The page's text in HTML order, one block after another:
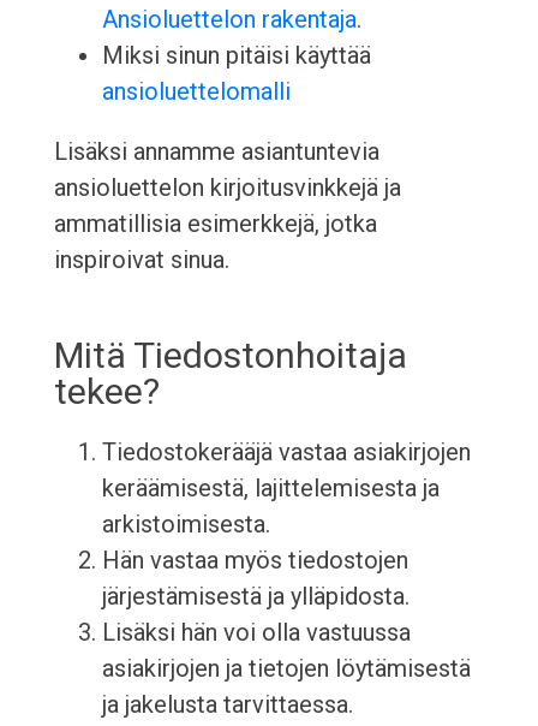
Ansioluettelon rakentaja.
Miksi sinun pitäisi käyttää
ansioluettelomalli
Lisäksi annamme asiantuntevia
ansioluettelon kirjoitusvinkkejä ja
ammatillisia esimerkkejä, jotka
inspiroivat sinua.
Mitä Tiedostonhoitaja
tekee?
Tiedostokerääjä vastaa asiakirjojen
keräämisestä, lajittelemisesta ja
arkistoimisesta.
Hän vastaa myös tiedostojen
järjestämisestä ja ylläpidosta.
Lisäksi hän voi olla vastuussa
asiakirjojen ja tietojen löytämisestä
ja jakelusta tarvittaessa.